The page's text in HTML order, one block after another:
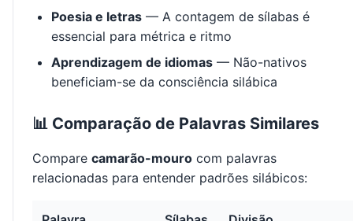
Poesia e letras — A contagem de sílabas é
essencial para métrica e ritmo
Aprendizagem de idiomas — Não-nativos
beneficiam-se da consciência silábica
📊 Comparação de Palavras Similares
Compare camarão-mouro com palavras
relacionadas para entender padrões silábicos: